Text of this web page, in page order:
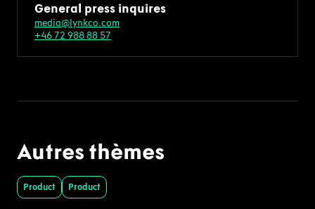
General press inquires
media@lynkco.com
+46 72 988 88 57
Autres thèmes
Product Product